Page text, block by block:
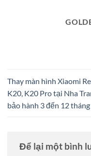
Thay màn hình Xiaomi
K20, K20 Pro tại Nha
bảo hành 3 đến 12 tháng
Để lại một bình